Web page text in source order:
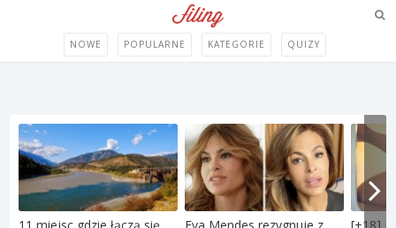
NOWE POPULARNE KATEGORIE QUIZY